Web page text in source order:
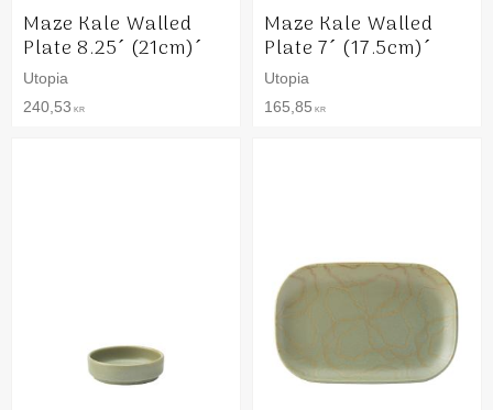
Maze Kale Walled
Plate 8.25´ (21cm)´
Utopia
240,53 KR
Maze Kale Walled
Plate 7´ (17.5cm)´
Utopia
165,85 KR